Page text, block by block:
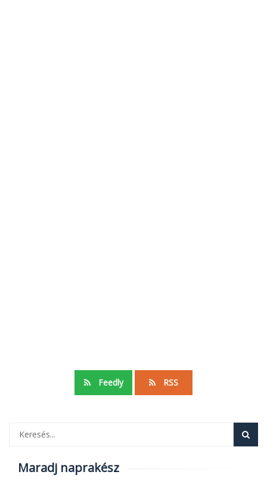
Feedly RSS
Maradj naprakész